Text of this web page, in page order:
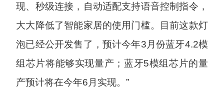
现、秒级连接，自动适配支持语音控制指令，
大大降低了智能家居的使用门槛。目前这款灯
泡已经公开发售了，预计今年3月份蓝牙4.2模
组芯片将能够实现量产；蓝牙5模组芯片的量
产预计将在今年6月实现。”